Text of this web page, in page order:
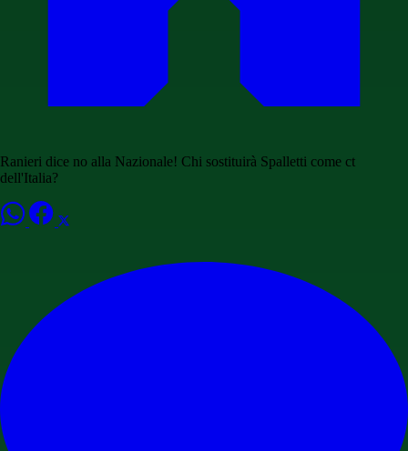
Ranieri dice no alla Nazionale! Chi sostituirà Spalletti come ct
dell'Italia?